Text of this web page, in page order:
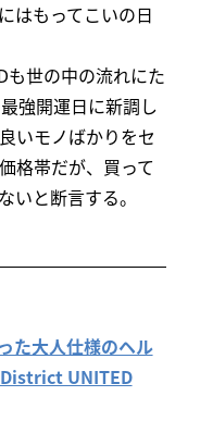
はもってこいの日
も世の中の流れにた
強開運日に新調し
いモノばかりをセ
格帯だが、買って
いと断言する。
た大人仕様のヘル
UNITED